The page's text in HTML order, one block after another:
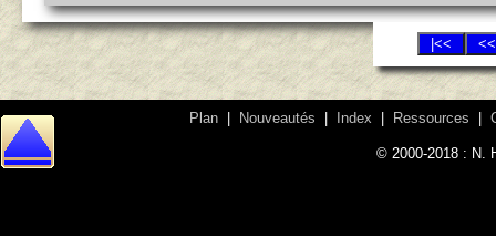
Plan Nouveautés Index Ressources
© 2000-2018 : N.